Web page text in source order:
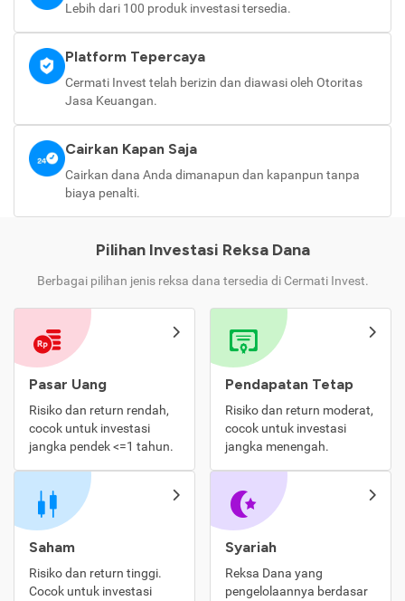
Lebih dari 100 produk investasi tersedia.
Platform Tepercaya
Cermati Invest telah berizin dan diawasi oleh Otoritas
Jasa Keuangan.
Cairkan Kapan Saja
Cairkan dana Anda dimanapun dan kapanpun tanpa
biaya penalti.
Pilihan Investasi Reksa Dana
Berbagai pilihan jenis reksa dana tersedia di Cermati Invest.
Pasar Uang
Risiko dan return rendah,
cocok untuk investasi
jangka pendek <=1 tahun.
Pendapatan Tetap
Risiko dan return moderat,
cocok untuk investasi
jangka menengah.
Saham
Risiko dan return tinggi.
Cocok untuk investasi
Syariah
Reksa Dana yang
pengelolaannya berdasar